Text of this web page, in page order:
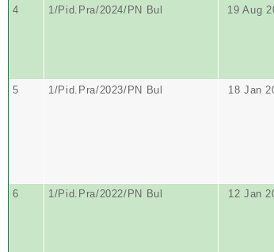
4 1/Pid.Pra/2024/PN Bul 19 Aug
5 1/Pid.Pra/2023/PN Bul 18 Jan
6 1/Pid.Pra/2022/PN Bul 12 Jan